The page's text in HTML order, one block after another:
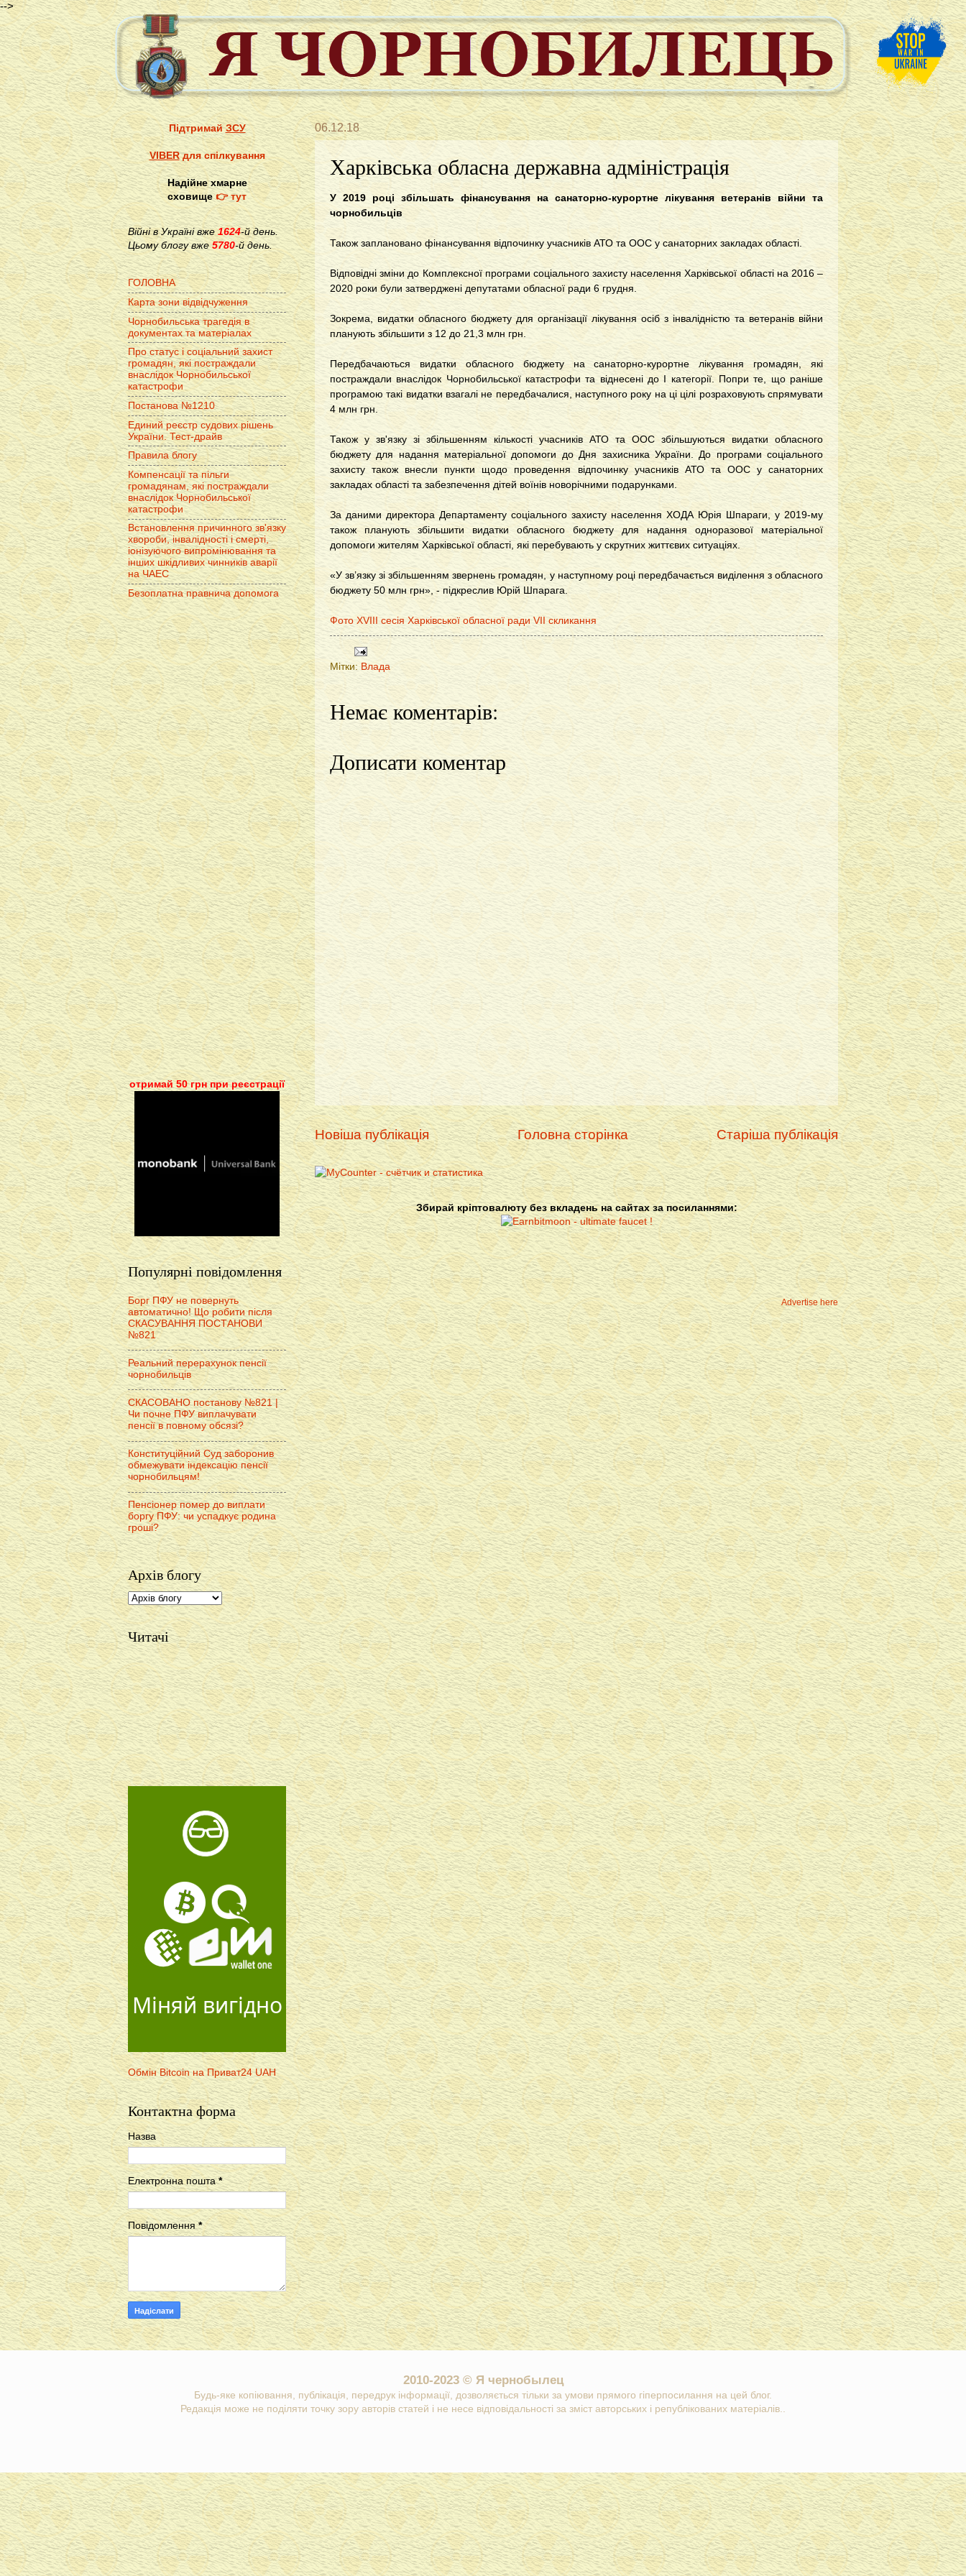
-->
06.12.18
Харківська обласна державна адміністрація
У 2019 році збільшать фінансування на санаторно-курортне лікування ветеранів війни та
чорнобильців
Також заплановано фінансування відпочинку учасників АТО та ООС у санаторних закладах області.
Відповідні зміни до Комплексної програми соціального захисту населення Харківської області на 2016 –
2020 роки були затверджені депутатами обласної ради 6 грудня.
Зокрема, видатки обласного бюджету для організації лікування осіб з інвалідністю та ветеранів війни
планують збільшити з 12 до 21,3 млн грн.
Передбачаються видатки обласного бюджету на санаторно-курортне лікування громадян, які
постраждали внаслідок Чорнобильської катастрофи та віднесені до І категорії. Попри те, що раніше
програмою такі видатки взагалі не передбачалися, наступного року на ці цілі розраховують спрямувати
4 млн грн.
Також у зв'язку зі збільшенням кількості учасників АТО та ООС збільшуються видатки обласного
бюджету для надання матеріальної допомоги до Дня захисника України. До програми соціального
захисту також внесли пункти щодо проведення відпочинку учасників АТО та ООС у санаторних
закладах області та забезпечення дітей воїнів новорічними подарунками.
За даними директора Департаменту соціального захисту населення ХОДА Юрія Шпараги, у 2019-му
також планують збільшити видатки обласного бюджету для надання одноразової матеріальної
допомоги жителям Харківської області, які перебувають у скрутних життєвих ситуаціях.
«У зв’язку зі збільшенням звернень громадян, у наступному році передбачається виділення з обласного
бюджету 50 млн грн», - підкреслив Юрій Шпарага.
Фото ХVIII сесія Харківської обласної ради VII скликання
Мітки: Влада
Немає коментарів:
Дописати коментар
Новіша публікація Старіша публікація
Головна сторінка
Збирай кріптовалюту без вкладень на сайтах за посиланнями:
Advertise here
ПідтримайЗСУ
VIBERдля спілкування
Надійне хмарне
сховище👉 тут
Війні в Україні вже1624-й день.
Цьому блогу вже 5780-й день.
ГОЛОВНА
Карта зони відвідчуження
Чорнобильська трагедія в
документах та матеріалах
Про статус і соціальний захист
громадян, які постраждали
внаслідок Чорнобильської
катастрофи
Постанова №1210
Единий реєстр судових рішень
України. Тест-драйв
Правила блогу
Компенсації та пільги
громадянам, які постраждали
внаслідок Чорнобильської
катастрофи
Встановлення причинного зв'язку
хвороби, інвалідності і смерті,
іонізуючого випромінювання та
інших шкідливих чинників аварії
на ЧАЕС
Безоплатна правнича допомога
отримай 50 грн при реєстрації
Популярні повідомлення
Борг ПФУ не повернуть
автоматично! Що робити після
СКАСУВАННЯ ПОСТАНОВИ
№821
Реальний перерахунок пенсії
чорнобильців
СКАСОВАНО постанову №821 |
Чи почне ПФУ виплачувати
пенсії в повному обсязі?
Конституційний Суд заборонив
обмежувати індексацію пенсії
чорнобильцям!
Пенсіонер помер до виплати
боргу ПФУ: чи успадкує родина
гроші?
Архів блогу
Читачі
Міняй вигідно
Обмін Bitcoin на Приват24 UAH
Контактна форма
Назва
Електронна пошта*
Повідомлення*
2010-2023 © Я чернобылец
Будь-яке копіювання, публікація, передрук інформації, дозволяється тільки за умови прямого гіперпосилання на цей блог.
Редакція може не поділяти точку зору авторів статей і не несе відповідальності за зміст авторських і републікованих матеріалів..